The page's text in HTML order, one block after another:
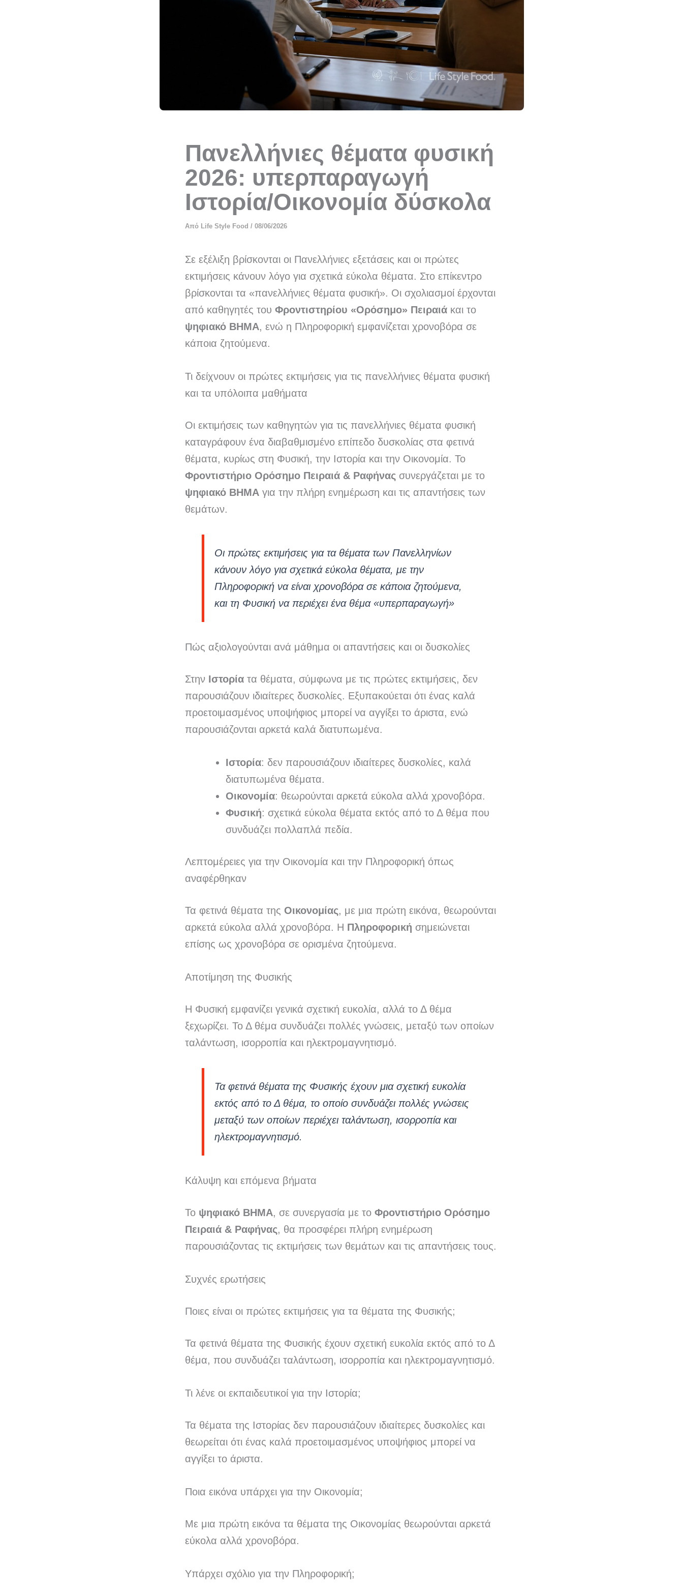
Πανελλήνιες θέματα φυσική
2026: υπερπαραγωγή
Ιστορία/Οικονομία δύσκολα
Από Life Style Food / 08/06/2026
Σε εξέλιξη βρίσκονται οι Πανελλήνιες εξετάσεις και οι πρώτες
εκτιμήσεις κάνουν λόγο για σχετικά εύκολα θέματα. Στο επίκεντρο
βρίσκονται τα «πανελλήνιες θέματα φυσική». Οι σχολιασμοί έρχονται
από καθηγητές του Φροντιστηρίου «Ορόσημο» Πειραιάκαι το
ψηφιακό ΒΗΜΑ, ενώ η Πληροφορική εμφανίζεται χρονοβόρα σε
κάποια ζητούμενα.
Τι δείχνουν οι πρώτες εκτιμήσεις για τις πανελλήνιες θέματα φυσική
και τα υπόλοιπα μαθήματα
Οι εκτιμήσεις των καθηγητών για τις πανελλήνιες θέματα φυσική
καταγράφουν ένα διαβαθμισμένο επίπεδο δυσκολίας στα φετινά
θέματα, κυρίως στη Φυσική, την Ιστορία και την Οικονομία. Το
Φροντιστήριο Ορόσημο Πειραιά & Ραφήναςσυνεργάζεται με το
ψηφιακό ΒΗΜΑγια την πλήρη ενημέρωση και τις απαντήσεις των
θεμάτων.
Οι πρώτες εκτιμήσεις για τα θέματα των Πανελληνίων
κάνουν λόγο για σχετικά εύκολα θέματα, με την
Πληροφορική να είναι χρονοβόρα σε κάποια ζητούμενα,
και τη Φυσική να περιέχει ένα θέμα «υπερπαραγωγή»
Πώς αξιολογούνται ανά μάθημα οι απαντήσεις και οι δυσκολίες
Στην Ιστορίατα θέματα, σύμφωνα με τις πρώτες εκτιμήσεις, δεν
παρουσιάζουν ιδιαίτερες δυσκολίες. Εξυπακούεται ότι ένας καλά
προετοιμασμένος υποψήφιος μπορεί να αγγίξει το άριστα, ενώ
παρουσιάζονται αρκετά καλά διατυπωμένα.
Ιστορία: δεν παρουσιάζουν ιδιαίτερες δυσκολίες, καλά
διατυπωμένα θέματα.
Οικονομία: θεωρούνται αρκετά εύκολα αλλά χρονοβόρα.
Φυσική: σχετικά εύκολα θέματα εκτός από το Δ θέμα που
συνδυάζει πολλαπλά πεδία.
Λεπτομέρειες για την Οικονομία και την Πληροφορική όπως
αναφέρθηκαν
Τα φετινά θέματα της Οικονομίας, με μια πρώτη εικόνα, θεωρούνται
αρκετά εύκολα αλλά χρονοβόρα. Η Πληροφορική σημειώνεται
επίσης ως χρονοβόρα σε ορισμένα ζητούμενα.
Αποτίμηση της Φυσικής
Η Φυσική εμφανίζει γενικά σχετική ευκολία, αλλά το Δ θέμα
ξεχωρίζει. Το Δ θέμα συνδυάζει πολλές γνώσεις, μεταξύ των οποίων
ταλάντωση, ισορροπία και ηλεκτρομαγνητισμό.
Τα φετινά θέματα της Φυσικής έχουν μια σχετική ευκολία
εκτός από το Δ θέμα, το οποίο συνδυάζει πολλές γνώσεις
μεταξύ των οποίων περιέχει ταλάντωση, ισορροπία και
ηλεκτρομαγνητισμό.
Κάλυψη και επόμενα βήματα
Το ψηφιακό ΒΗΜΑ, σε συνεργασία με το Φροντιστήριο Ορόσημο
Πειραιά & Ραφήνας, θα προσφέρει πλήρη ενημέρωση
παρουσιάζοντας τις εκτιμήσεις των θεμάτων και τις απαντήσεις τους.
Συχνές ερωτήσεις
Ποιες είναι οι πρώτες εκτιμήσεις για τα θέματα της Φυσικής;
Τα φετινά θέματα της Φυσικής έχουν σχετική ευκολία εκτός από το Δ
θέμα, που συνδυάζει ταλάντωση, ισορροπία και ηλεκτρομαγνητισμό.
Τι λένε οι εκπαιδευτικοί για την Ιστορία;
Τα θέματα της Ιστορίας δεν παρουσιάζουν ιδιαίτερες δυσκολίες και
θεωρείται ότι ένας καλά προετοιμασμένος υποψήφιος μπορεί να
αγγίξει το άριστα.
Ποια εικόνα υπάρχει για την Οικονομία;
Με μια πρώτη εικόνα τα θέματα της Οικονομίας θεωρούνται αρκετά
εύκολα αλλά χρονοβόρα.
Υπάρχει σχόλιο για την Πληροφορική;